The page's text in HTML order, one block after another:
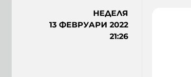
НЕДЕЛЯ
13 ФЕВРУАРИ 2022
21:26